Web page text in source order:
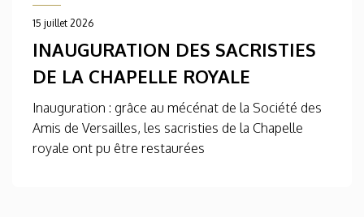
15 juillet 2026
INAUGURATION DES SACRISTIES
DE LA CHAPELLE ROYALE
Inauguration : grâce au mécénat de la Société des
Amis de Versailles, les sacristies de la Chapelle
royale ont pu être restaurées